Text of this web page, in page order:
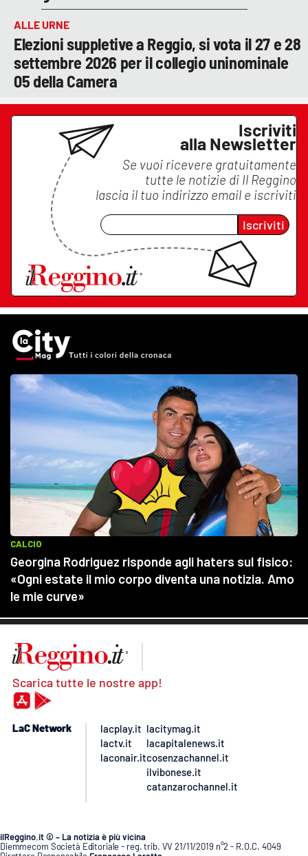
ALLE URNE
Elezioni suppletive a Reggio, si vota il 27 e 28
settembre 2026 per il collegio uninominale
05 della Camera
Iscriviti
alla Newsletter
Se vuoi ricevere gratuitamente
tutte le notizie di Il Reggino
lascia il tuo indirizzo email e iscriviti
Iscriviti
Scarica tutte le nostre app!
LaC Network
lacplay.it
lactv.it
laconair.it
lacitymag.it
lacapitalenews.it
cosenzachannel.it
ilvibonese.it
catanzarochannel.it
ilReggino.it © – La notizia è più vicina
Diemmecom Società Editoriale - reg. trib. VV 21/11/2019 n°2 - R.O.C. 4049